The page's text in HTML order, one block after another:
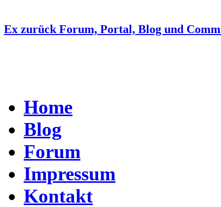
Ex zurück Forum, Portal, Blog und
Home
Blog
Forum
Impressum
Kontakt